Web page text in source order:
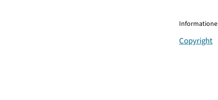
Copyright